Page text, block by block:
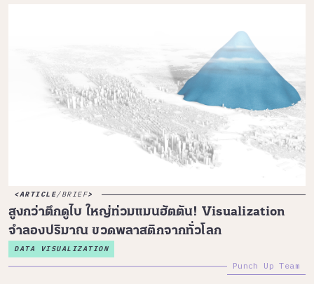
ARTICLE/BRIEF
สูงกว่าตึกดูไบ ใหญ่ท่วมแมนฮัตตัน! Visualization
จำลองปริมาณ ขวดพลาสติกจากทั่วโลก
DATA VISUALIZATION
Punch Up Team